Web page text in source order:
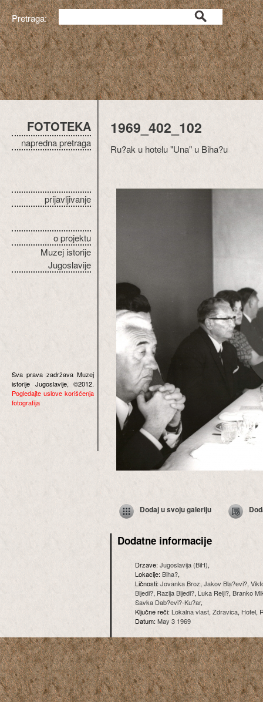
Pretraga:
FOTOTEKA
napredna pretraga
prijavljivanje
o projektu
Muzej istorije
Jugoslavije
Sva prava zadržava Muzej
istorije Jugoslavije, ©2012.
Pogledajte uslove korišćenja
fotografija
1969_402_102
Ru?ak u hotelu "Una" u Biha?u
Dodaj u svoju galeriju
Dodatne informacije
Drzave:Jugoslavija (BiH),
Lokacije:Biha?,
Ličnosti:Jovanka Broz, Jakov Bla?evi?,
Bijedi?, Razija Bijedi?, Luka Relji?, Branko
Savka Dab?evi?-Ku?ar,
Ključne reči:Lokalna vlast, Zdravica, Hotel,
Datum:May 3 1969